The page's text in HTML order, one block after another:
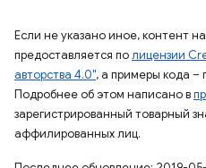
Если не указано иное, контент
предоставляется полицензии
авторства 4.0", а примеры кода –
Подробнее об этом написано в
зарегистрированный товарный
аффилированных лиц.